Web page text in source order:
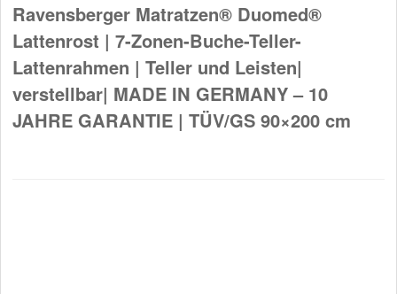
Ravensberger Matratzen® Duomed®
Lattenrost | 7-Zonen-Buche-Teller-
Lattenrahmen | Teller und Leisten|
verstellbar| MADE IN GERMANY – 10
JAHRE GARANTIE | TÜV/GS 90×200 cm